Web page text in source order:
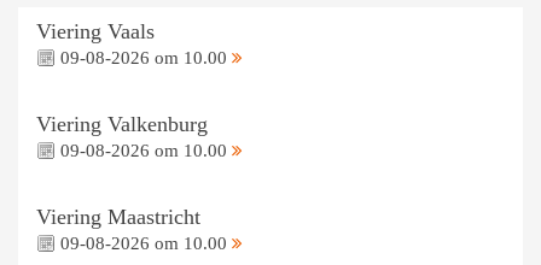
Viering Vaals
09-08-2026 om 10.00
Viering Valkenburg
09-08-2026 om 10.00
Viering Maastricht
09-08-2026 om 10.00